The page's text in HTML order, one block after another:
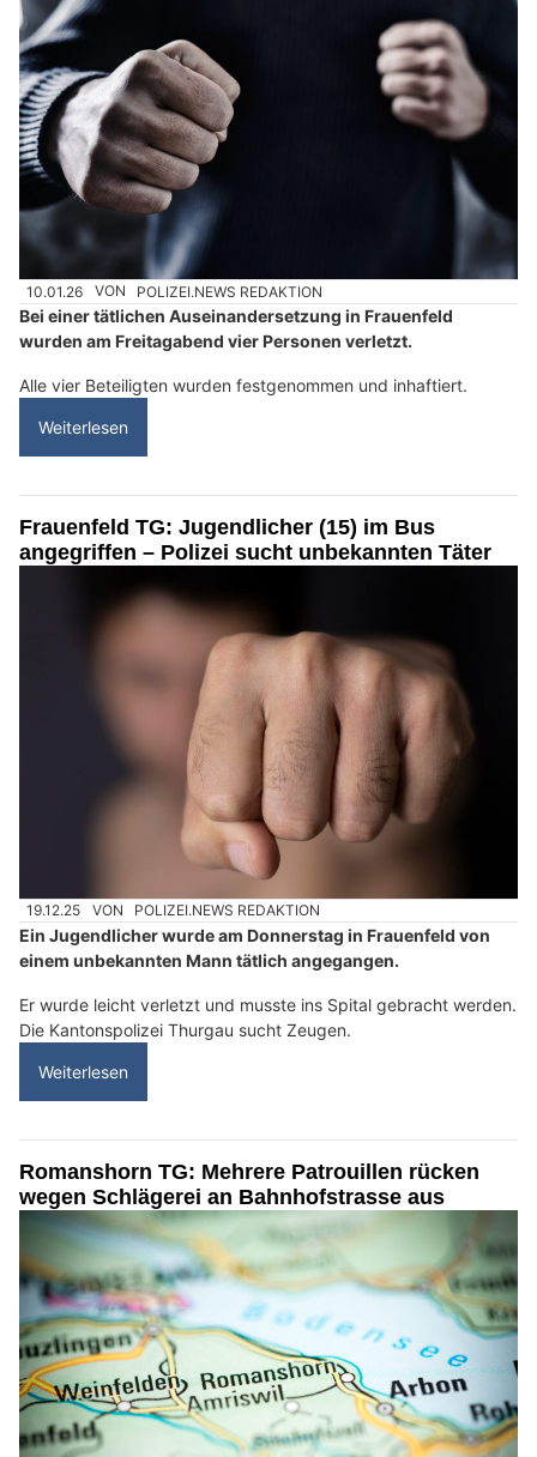
10.01.26 VON POLIZEI.NEWS REDAKTION
Bei einer tätlichen Auseinandersetzung in Frauenfeld
wurden am Freitagabend vier Personen verletzt.
Alle vier Beteiligten wurden festgenommen und inhaftiert.
Weiterlesen
Frauenfeld TG: Jugendlicher (15) im Bus
angegriffen – Polizei sucht unbekannten Täter
19.12.25 VON POLIZEI.NEWS REDAKTION
Ein Jugendlicher wurde am Donnerstag in Frauenfeld von
einem unbekannten Mann tätlich angegangen.
Er wurde leicht verletzt und musste ins Spital gebracht werden.
Die Kantonspolizei Thurgau sucht Zeugen.
Weiterlesen
Romanshorn TG: Mehrere Patrouillen rücken
wegen Schlägerei an Bahnhofstrasse aus